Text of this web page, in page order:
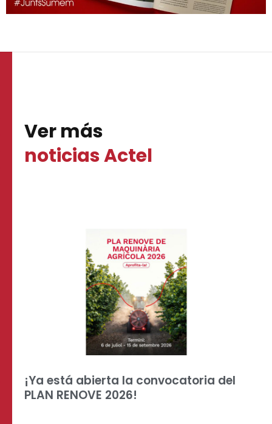
Ver más
noticias Actel
¡Ya está abierta la convocatoria del
PLAN RENOVE 2026!